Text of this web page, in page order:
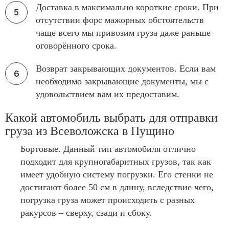
Доставка в максимально короткие сроки. При
отсутствии форс мажорных обстоятельств
чаще всего мы привозим груза даже раньше
оговорённого срока.
Возврат закрывающих документов. Если вам
необходимо закрывающие документы, мы с
удовольствием вам их предоставим.
Какой автомобиль выбрать для отправки
груза из Всеволожска в Пущино
Бортовые. Данный тип автомобиля отлично
подходит для крупногабаритных грузов, так как
имеет удобную систему погрузки. Его стенки не
достигают более 50 см в длину, вследствие чего,
погрузка груза может происходить с разных
ракурсов – сверху, сзади и сбоку.